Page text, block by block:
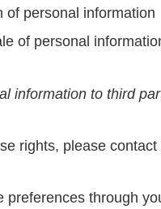
of personal information
of personal
information to third
rights, please
preferences through